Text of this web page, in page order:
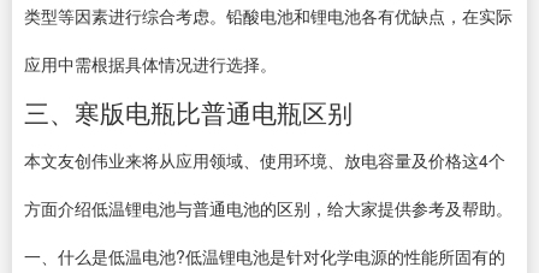
类型等因素进行综合考虑。铅酸电池和锂电池各有优缺点，在实际
应用中需根据具体情况进行选择。
三、寒版电瓶比普通电瓶区别
本文友创伟业来将从应用领域、使用环境、放电容量及价格这4个
方面介绍低温锂电池与普通电池的区别，给大家提供参考及帮助。
一、什么是低温电池?低温锂电池是针对化学电源的性能所固有的